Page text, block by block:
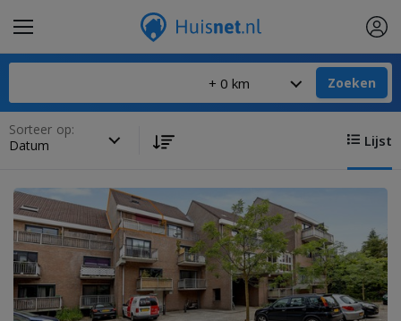
Zoeken
Sorteer op:
Lijst